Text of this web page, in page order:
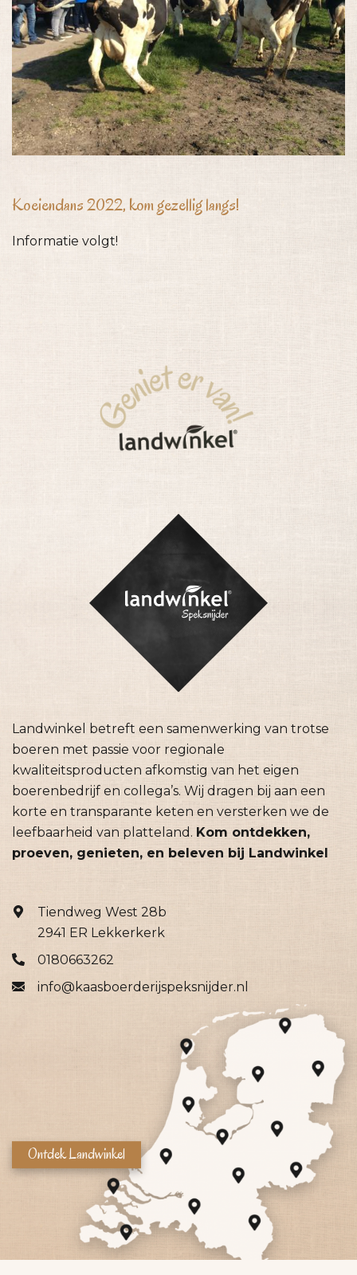
Koeiendans 2022, kom gezellig langs!
Informatie volgt!
Landwinkel betreft een samenwerking van trotse
boeren met passie voor regionale
kwaliteitsproducten afkomstig van het eigen
boerenbedrijf en collega’s. Wij dragen bij aan een
korte en transparante keten en versterken we de
leefbaarheid van platteland. Kom ontdekken,
proeven, genieten, en beleven bij Landwinkel
Tiendweg West 28b
2941 ER Lekkerkerk
0180663262
info@kaasboerderijspeksnijder.nl
Ontdek Landwinkel